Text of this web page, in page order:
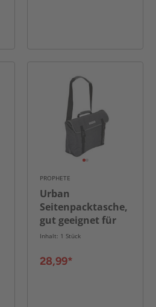
PROPHETE
Urban
Seitenpacktasche,
gut geeignet für
20" Fahrräder und
Laptopfach,
Inhalt: 1 Stück
28,99*